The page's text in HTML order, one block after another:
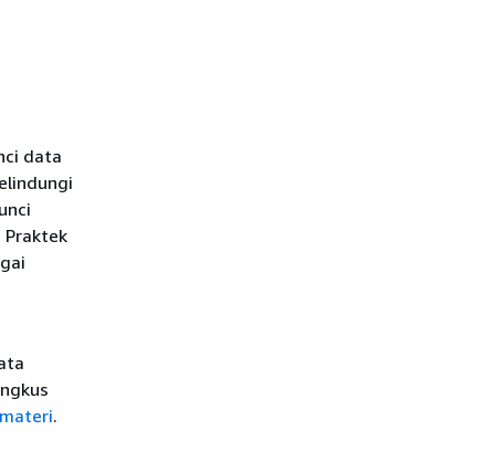
data
Praktek
materi.